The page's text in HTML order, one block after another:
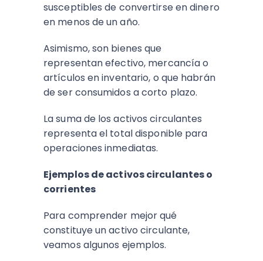
susceptibles de convertirse en dinero
en menos de un año.
Asimismo, son bienes que
representan efectivo, mercancía o
artículos en inventario, o que habrán
de ser consumidos a corto plazo.
La suma de los activos circulantes
representa el total disponible para
operaciones inmediatas.
Ejemplos de activos circulantes o
corrientes
Para comprender mejor qué
constituye un activo circulante,
veamos algunos ejemplos.